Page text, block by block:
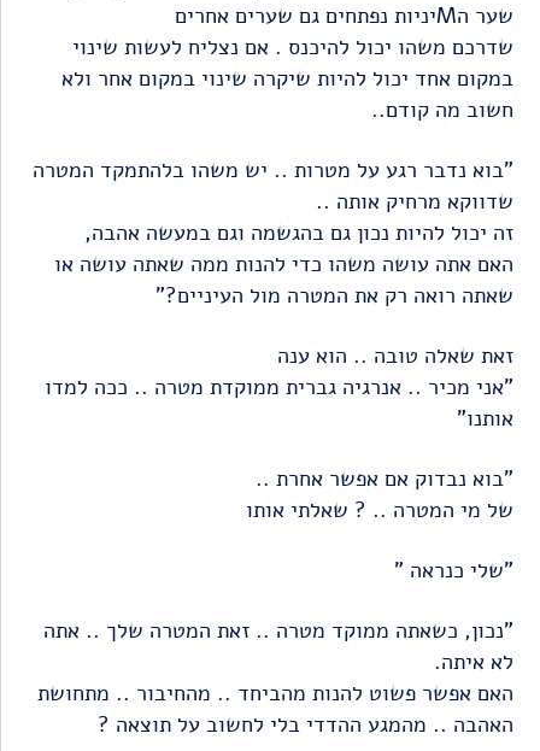
שער הMיניות נפתחים גם שערים אחרים
שדרכם משהו יכול להיכנס . אם נצליח לעשות שינוי
במקום אחד יכול להיות שיקרה שינוי במקום אחר ולא
חשוב מה קודם..
"בוא נדבר רגע על מטרות .. יש משהו בלהתמקד המטרה
שדווקא מרחיק אותה ..
זה יכול להיות נכון גם בהגשמה וגם במעשה אהבה,
האם אתה עושה משהו כדי להנות ממה שאתה עושה או
שאתה רואה רק את המטרה מול העיניים?"
זאת שאלה טובה .. הוא ענה
"אני מכיר .. אנרגיה גברית ממוקדת מטרה .. ככה למדו
אותנו"
"בוא נבדוק אם אפשר אחרת ..
של מי המטרה .. ? שאלתי אותו
"שלי כנראה "
"נכון, כשאתה ממוקד מטרה .. זאת המטרה שלך .. אתה
לא איתה.
האם אפשר פשוט להנות מהביחד .. מהחיבור .. מתחושת
האהבה .. מהמגע ההדדי בלי לחשוב על תוצאה ?